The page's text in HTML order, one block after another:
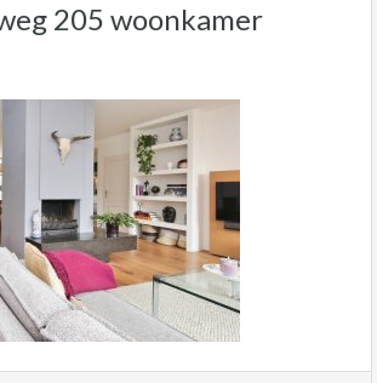
205 woonkamer